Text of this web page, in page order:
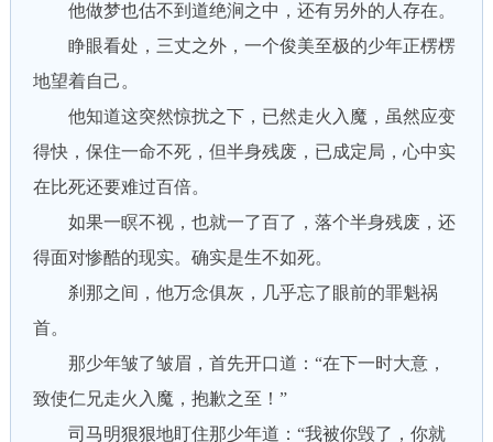
他做梦也估不到道绝涧之中，还有另外的人存在。
睁眼看处，三丈之外，一个俊美至极的少年正楞楞
地望着自己。
他知道这突然惊扰之下，已然走火入魔，虽然应变
得快，保住一命不死，但半身残废，已成定局，心中实
在比死还要难过百倍。
如果一瞑不视，也就一了百了，落个半身残废，还
得面对惨酷的现实。确实是生不如死。
刹那之间，他万念俱灰，几乎忘了眼前的罪魁祸
首。
那少年皱了皱眉，首先开口道：“在下一时大意，
致使仁兄走火入魔，抱歉之至！”
司马明狠狠地盯住那少年道：“我被你毁了，你就